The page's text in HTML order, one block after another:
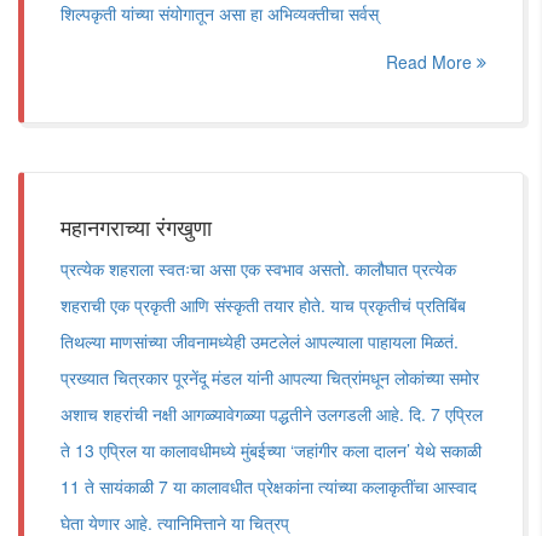
शिल्पकृती यांच्या संयोगातून असा हा अभिव्यक्तीचा सर्वस्
Read More
महानगराच्या रंगखुणा
प्रत्येक शहराला स्वतःचा असा एक स्वभाव असतो. कालौघात प्रत्येक
शहराची एक प्रकृती आणि संस्कृती तयार होते. याच प्रकृतीचं प्रतिबिंब
तिथल्या माणसांच्या जीवनामध्येही उमटलेलं आपल्याला पाहायला मिळतं.
प्रख्यात चित्रकार पूरनेंदू मंडल यांनी आपल्या चित्रांमधून लोकांच्या समोर
अशाच शहरांची नक्षी आगळ्यावेगळ्या पद्धतीने उलगडली आहे. दि. 7 एप्रिल
ते 13 एप्रिल या कालावधीमध्ये मुंबईच्या ‌‘जहांगीर कला दालन‌’ येथे सकाळी
11 ते सायंकाळी 7 या कालावधीत प्रेक्षकांना त्यांच्या कलाकृतींचा आस्वाद
घेता येणार आहे. त्यानिमित्ताने या चित्रप्